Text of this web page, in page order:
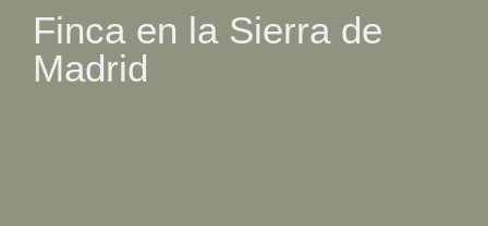
Finca en la Sierra de
Madrid